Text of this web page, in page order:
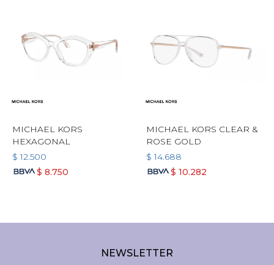
MICHAEL KORS
HEXAGONAL
$ 12.500
$ 8.750
MICHAEL KORS CLEAR &
ROSE GOLD
$ 14.688
$ 10.282
NEWSLETTER